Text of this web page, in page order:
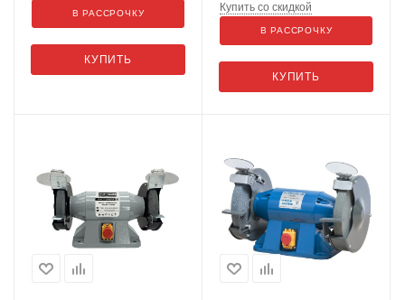
КУПИТЬ
В РАССРОЧКУ
КУПИТЬ
Купить со скидкой
В РАССРОЧКУ